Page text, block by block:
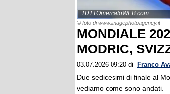
TUTTOmercatoWEB.com
© foto di www.imagephotoagency.it
MONDIALE
MODRIC,
03.07.2026 09:20 di Franco
Due sedicesimi di finale al
vediamo come sono andati.